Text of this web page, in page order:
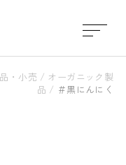
・小売 / オーガニック製
品 / ＃黒にんにく